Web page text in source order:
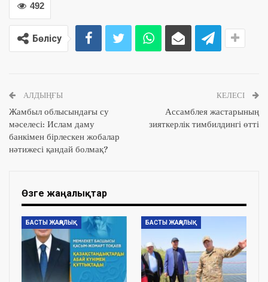
492
Бөлісу
АЛДЫҢҒЫ
Жамбыл облысындағы су
мәселесі: Ислам даму
банкімен бірлескен жобалар
нәтижесі қандай болмақ?
КЕЛЕСІ
Ассамблея жастарының
зияткерлік тимбилдингі өтті
Өзге жаңалықтар
БАСТЫ ЖАҢАЛЫҚ БАСТЫ ЖАҢАЛЫҚ